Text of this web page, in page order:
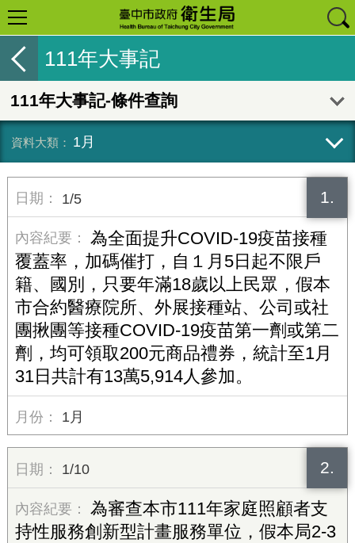
111年大事記
111年大事記-條件查詢
1月
1.
1/5
為全面提升COVID-19疫苗接種
覆蓋率，加碼催打，自１月5日起不限戶
籍、國別，只要年滿18歲以上民眾，假本
市合約醫療院所、外展接種站、公司或社
團揪團等接種COVID-19疫苗第一劑或第二
劑，均可領取200元商品禮券，統計至1月
31日共計有13萬5,914人參加。
1月
2.
1/10
為審查本市111年家庭照顧者支
持性服務創新型計畫服務單位，假本局2-3